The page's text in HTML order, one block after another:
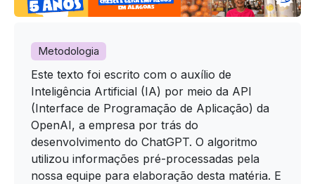
Metodologia
Este texto foi escrito com o auxílio de
Inteligência Artificial (IA) por meio da API
(Interface de Programação de Aplicação) da
OpenAI, a empresa por trás do
desenvolvimento do ChatGPT. O algoritmo
utilizou informações pré-processadas pela
nossa equipe para elaboração desta matéria. E